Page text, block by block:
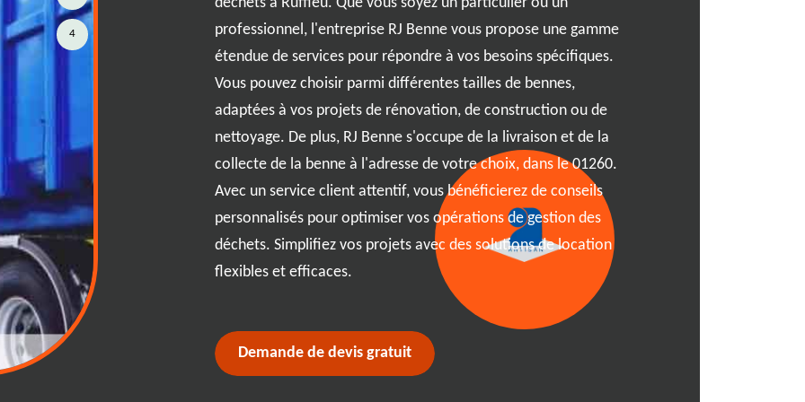
se distingue par sa capacité à
sur mesure à 01260.
devenu le leader incontesté
de location qui allient rapidité
recherche d'espaces de
temporaires, nous sommes
et l'engagement de RJ
client à chaque étape du
d'esprit avec des solutions
uniques.
professionnel, l'entreprise RJ Benne vous propose une gamme
étendue de services pour répondre à vos besoins spécifiques.
Vous pouvez choisir parmi différentes tailles de bennes,
adaptées à vos projets de rénovation, de construction ou de
nettoyage. De plus, RJ Benne s'occupe de la livraison et de la
collecte de la benne à l'adresse de votre choix, dans le 01260.
Avec un service client attentif, vous bénéficierez de conseils
personnalisés pour optimiser vos opérations de gestion des
déchets. Simplifiez vos projets avec des solutions de location
flexibles et efficaces.
4
Demande de devis gratuit